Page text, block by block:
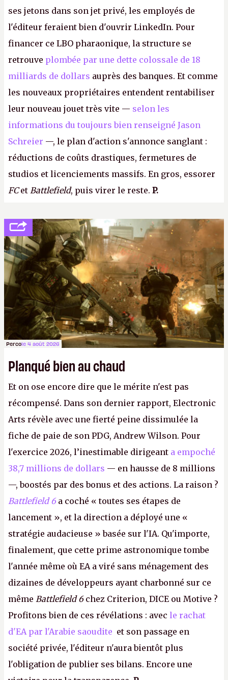
ses jetons dans son jet privé, les employés de
l'éditeur feraient bien d'ouvrir LinkedIn. Pour
financer ce LBO pharaonique, la structure se
retrouve plombée par une dette colossale de 18
milliards de dollars auprès des banques. Et comme
les nouveaux propriétaires entendent rentabiliser
leur nouveau jouet très vite — selon les
informations du toujours bien renseigné Jason
Schreier —, le plan d'action s'annonce sanglant :
réductions de coûts drastiques, fermetures de
studios et licenciements massifs. En gros, essorer
FCet Battlefield, puis virer le reste. P.
Percole 4 août 2026
Planqué bien au chaud
Et on ose encore dire que le mérite n'est pas
récompensé. Dans son dernier rapport, Electronic
Arts révèle avec une fierté peine dissimulée la
fiche de paie de son PDG, Andrew Wilson. Pour
l'exercice 2026, l’inestimable dirigeant a empoché
38,7 millions de dollars — en hausse de 8 millions
—, boostés par des bonus et des actions. La raison ?
Battlefield 6 a coché « toutes ses étapes de
lancement », et la direction a déployé une «
stratégie audacieuse » basée sur l'IA. Qu'importe,
finalement, que cette prime astronomique tombe
l'année même où EA a viré sans ménagement des
dizaines de développeurs ayant charbonné sur ce
même Battlefield 6chez Criterion, DICE ou Motive ?
Profitons bien de ces révélations : avec le rachat
d'EA par l'Arabie saoudite et son passage en
société privée, l'éditeur n'aura bientôt plus
l'obligation de publier ses bilans. Encore une